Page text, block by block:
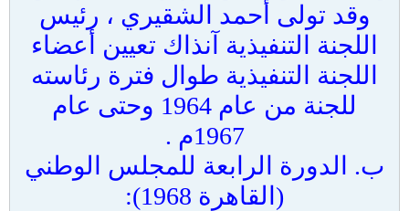
وقد تولى أحمد الشقيري ، رئيس
اللجنة التنفيذية آنذاك تعيين أعضاء
اللجنة التنفيذية طوال فترة رئاسته
للجنة من عام 1964 وحتى عام
1967م .
ب. الدورة الرابعة للمجلس الوطني
(القاهرة 1968):